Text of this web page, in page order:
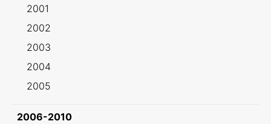
2001
2002
2003
2004
2005
2006-2010